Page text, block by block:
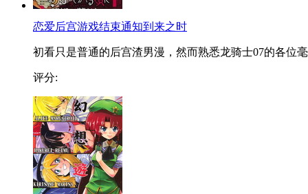
恋爱后宫游戏结束通知到来之时
初看只是普通的后宫渣男漫，然而熟悉龙骑士07的各位
评分: